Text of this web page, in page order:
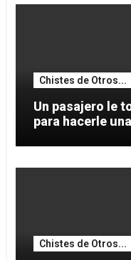
Chistes de Otros...
Un pasajero le
para hacerle una
Chistes de Otros...